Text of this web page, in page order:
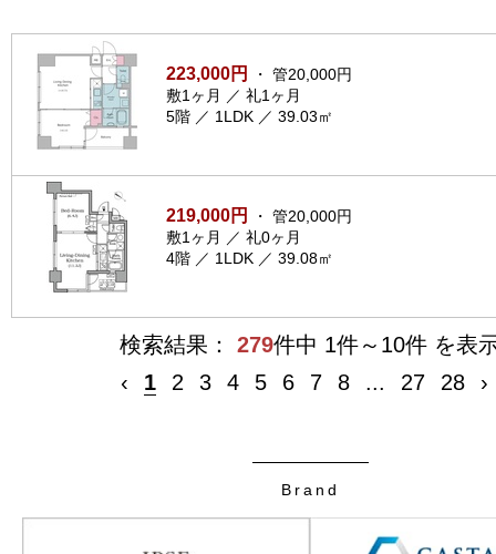
223,000円
・ 管20,000円
敷1ヶ月 ／ 礼1ヶ月
5階 ／ 1LDK ／ 39.03㎡
219,000円
・ 管20,000円
敷1ヶ月 ／ 礼0ヶ月
4階 ／ 1LDK ／ 39.08㎡
検索結果： 279件中 1件～10件 を表
‹
1 2 3 4 5 6 7 8 ... 27 28 ›
Brand